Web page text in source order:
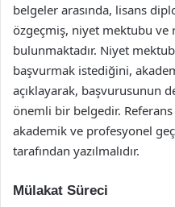
belgeler arasında, lisans
özgeçmiş, niyet mektubu ve
bulunmaktadır. Niyet
başvurmak istediğini,
açıklayarak, başvurusunun
önemli bir belgedir. Referans
akademik ve profesyonel
tarafından yazılmalıdır.
Mülakat Süreci